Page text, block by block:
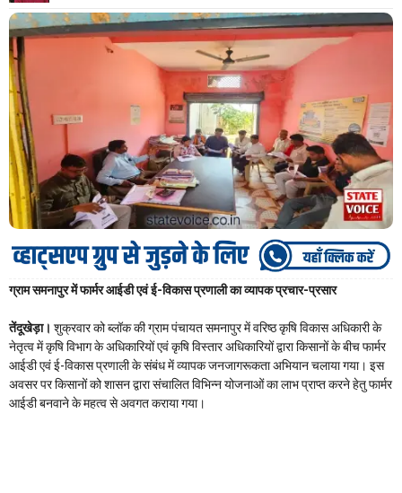
ग्राम समनापुर में फार्मर आईडी एवं ई-विकास प्रणाली का व्यापक प्रचार-प्रसार
तेंदूखेड़ा। शुक्रवार को ब्लॉक की ग्राम पंचायत समनापुर में वरिष्ठ कृषि विकास अधिकारी के
नेतृत्व में कृषि विभाग के अधिकारियों एवं कृषि विस्तार अधिकारियों द्वारा किसानों के बीच फार्मर
आईडी एवं ई-विकास प्रणाली के संबंध में व्यापक जनजागरूकता अभियान चलाया गया। इस
अवसर पर किसानों को शासन द्वारा संचालित विभिन्न योजनाओं का लाभ प्राप्त करने हेतु फार्मर
आईडी बनवाने के महत्व से अवगत कराया गया।